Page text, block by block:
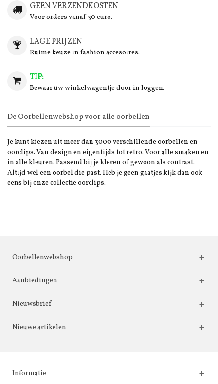
GEEN VERZENDKOSTEN
Voor orders vanaf 30 euro.
LAGE PRIJZEN
Ruime keuze in fashion accesoires.
TIP:
Bewaar uw winkelwagentje door in loggen.
De Oorbellenwebshop voor alle oorbellen
Je kunt kiezen uit meer dan 3000 verschillende oorbellen en
oorclips. Van design en eigentijds tot retro. Voor alle smaken en
in alle kleuren. Passend bij je kleren of gewoon als contrast.
Altijd wel een oorbel die past. Heb je geen gaatjes kijk dan ook
eens bij onze collectie oorclips.
Oorbellenwebshop
Aanbiedingen
Nieuwsbrief
Nieuwe artikelen
Informatie